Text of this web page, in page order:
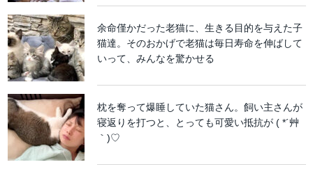
余命僅かだった老猫に、生きる目的を与えた子
猫達。そのおかげで老猫は毎日寿命を伸ばして
いって、みんなを驚かせる
枕を奪って爆睡していた猫さん。飼い主さんが
寝返りを打つと、とっても可愛い抵抗が ( *´艸
｀)♡